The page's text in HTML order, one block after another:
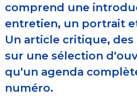
comprend une
entretien, un portrait
Un article critique,
sur une sélection
qu'un agenda
numéro.